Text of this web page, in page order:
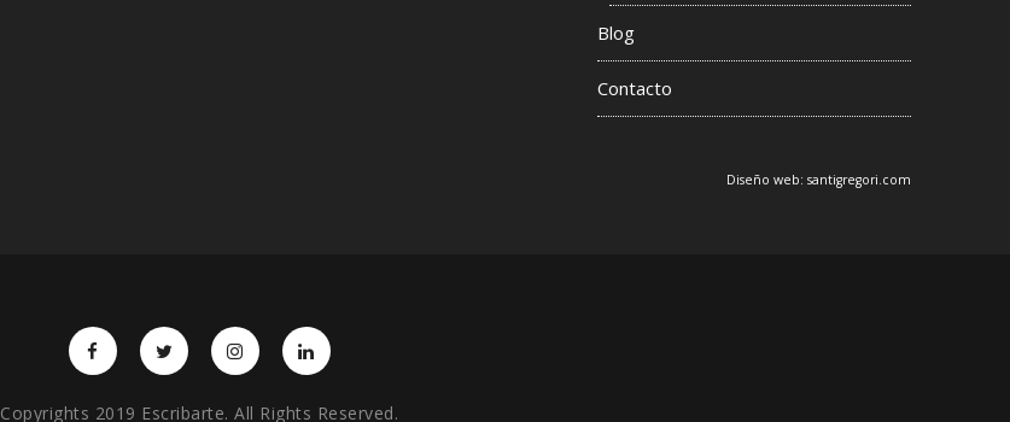
Blog
Contacto
Diseño web: santigregori.com
Copyrights 2019 Escribarte. All Rights Reserved.